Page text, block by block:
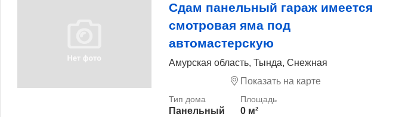
Сдам панельный гараж имеется
смотровая яма под
автомастерскую
Амурская область, Тында, Снежная
Показать на карте
Панельный
0 м²